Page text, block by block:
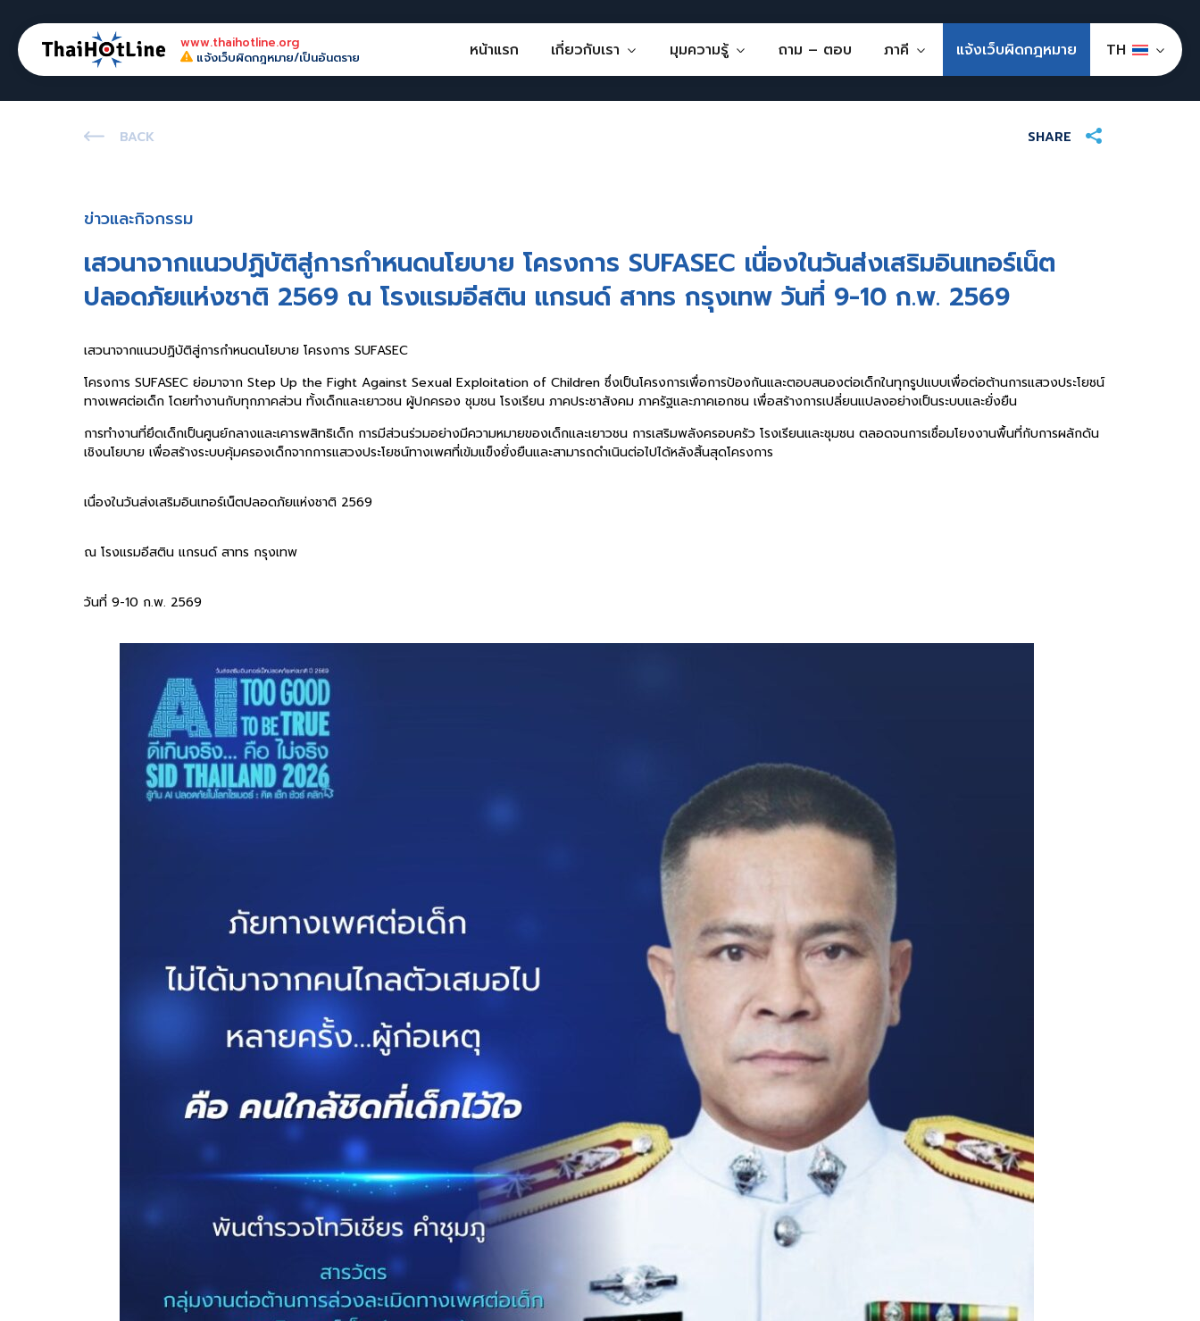
www.thaihotline.org
แจ้งเว็บผิดกฎหมาย/เป็นอันตราย
หน้าแรก เกี่ยวกับเรา มุมความรู้ ถาม – ตอบ ภาคี แจ้งเว็บผิดกฎหมาย
BACK SHARE
ข่าวและกิจกรรม
เสวนาจากแนวปฏิบัติสู่การกำหนดนโยบาย โครงการ SUFASEC เนื่องในวันส่งเสริมอินเทอร์เน็ต
ปลอดภัยแห่งชาติ 2569 ณ โรงแรมอีสติน แกรนด์ สาทร กรุงเทพ วันที่ 9-10 ก.พ. 2569
เสวนาจากแนวปฏิบัติสู่การกำหนดนโยบาย โครงการ SUFASEC
โครงการ SUFASEC ย่อมาจาก Step Up the Fight Against Sexual Exploitation of Children ซึ่งเป็นโครงการเพื่อการป้องกันและตอบสนองต่อเด็กในทุกรูปแบบเพื่อต่อต้านการแสวงประโยชน์
ทางเพศต่อเด็ก โดยทำงานกับทุกภาคส่วน ทั้งเด็กและเยาวชน ผู้ปกครอง ชุมชน โรงเรียน ภาคประชาสังคม ภาครัฐและภาคเอกชน เพื่อสร้างการเปลี่ยนแปลงอย่างเป็นระบบและยั่งยืน
การทำงานที่ยึดเด็กเป็นศูนย์กลางและเคารพสิทธิเด็ก การมีส่วนร่วมอย่างมีความหมายของเด็กและเยาวชน การเสริมพลังครอบครัว โรงเรียนและชุมชน ตลอดจนการเชื่อมโยงงานพื้นที่กับการผลักดัน
เชิงนโยบาย เพื่อสร้างระบบคุ้มครองเด็กจากการแสวงประโยชน์ทางเพศที่เข้มแข็งยั่งยืนและสามารถดำเนินต่อไปได้หลังสิ้นสุดโครงการ
เนื่องในวันส่งเสริมอินเทอร์เน็ตปลอดภัยแห่งชาติ 2569
ณ โรงแรมอีสติน แกรนด์ สาทร กรุงเทพ
วันที่ 9-10 ก.พ. 2569